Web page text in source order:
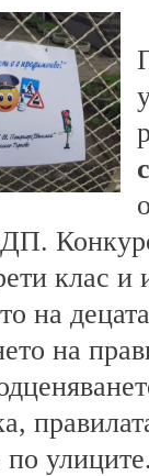
клас
на
на
улиците.